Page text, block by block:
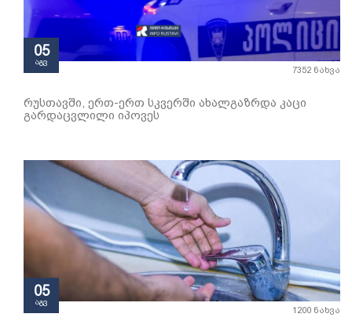
05
აგვ
7352 ნახვა
რუსთავში, ერთ-ერთ სკვერში ახალგაზრდა კაცი
გარდაცვლილი იპოვეს
05
აგვ
1200 ნახვა